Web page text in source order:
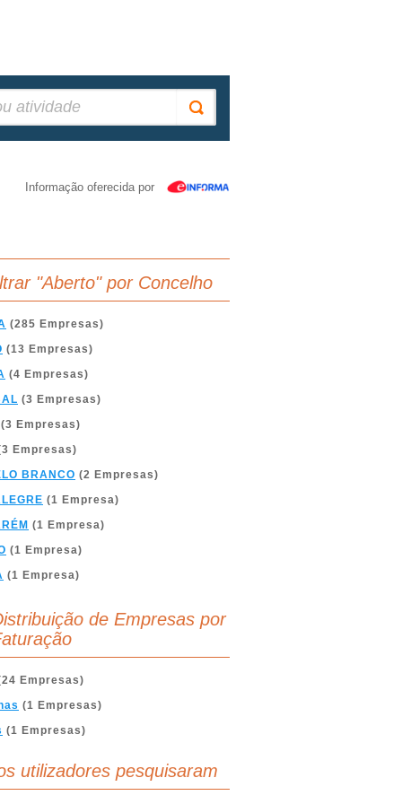
Informação oferecida por
"Aberto" por Concelho
(285 Empresas)
(13 Empresas)
(4 Empresas)
(3 Empresas)
(3 Empresas)
Empresas)
BRANCO (2 Empresas)
(1 Empresa)
(1 Empresa)
(1 Empresa)
(1 Empresa)
de Empresas por
Empresas)
(1 Empresas)
(1 Empresas)
utilizadores pesquisaram